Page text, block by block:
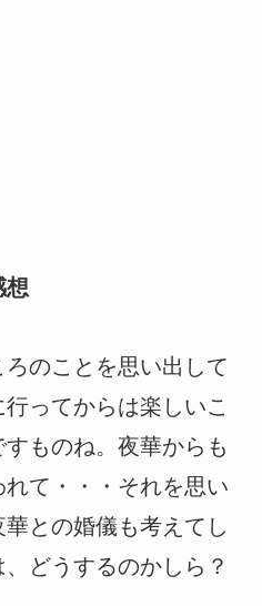
想
のことを思い出して
ってからは楽しいこ
ものね。夜華からも
て・・・それを思い
との婚儀も考えてし
どうするのかしら？